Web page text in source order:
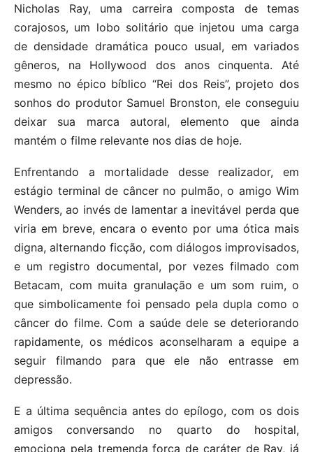
Nicholas Ray, uma carreira composta de temas
corajosos, um lobo solitário que injetou uma carga
de densidade dramática pouco usual, em variados
gêneros, na Hollywood dos anos cinquenta. Até
mesmo no épico bíblico “Rei dos Reis”, projeto dos
sonhos do produtor Samuel Bronston, ele conseguiu
deixar sua marca autoral, elemento que ainda
mantém o filme relevante nos dias de hoje.
Enfrentando a mortalidade desse realizador, em
estágio terminal de câncer no pulmão, o amigo Wim
Wenders, ao invés de lamentar a inevitável perda que
viria em breve, encara o evento por uma ótica mais
digna, alternando ficção, com diálogos improvisados,
e um registro documental, por vezes filmado com
Betacam, com muita granulação e um som ruim, o
que simbolicamente foi pensado pela dupla como o
câncer do filme. Com a saúde dele se deteriorando
rapidamente, os médicos aconselharam a equipe a
seguir filmando para que ele não entrasse em
depressão.
E a última sequência antes do epílogo, com os dois
amigos conversando no quarto do hospital,
emociona pela tremenda força de caráter de Ray, já